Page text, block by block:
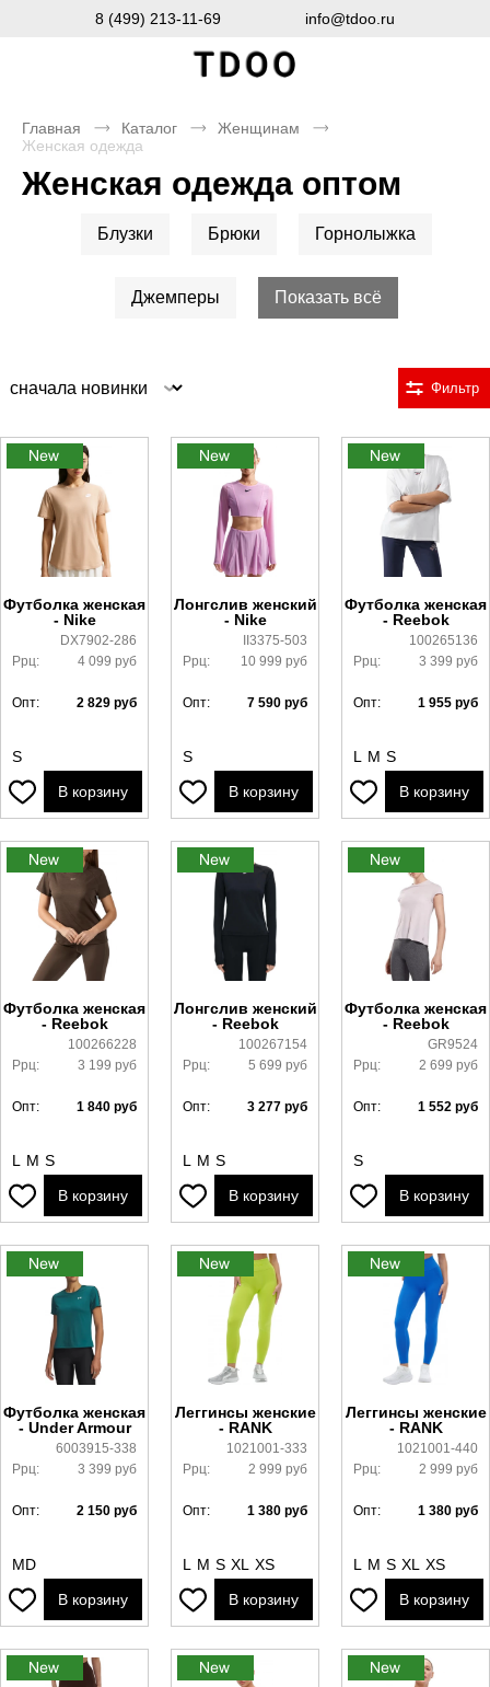
8 (499) 213-11-69 info@tdoo.ru
Главная Каталог
Женщинам
Женская одежда
Женская одежда оптом
Блузки Брюки Горнолыжка
Джемперы Показать всё
Фильтр
Футболка женская
- Nike
DX7902-286
Ррц:
4 099 руб
Опт: 2 829 руб
S
В корзину
Лонгслив женский
- Nike
II3375-503
Ррц:
10 999 руб
Опт: 7 590 руб
S
В корзину
Футболка женская
- Reebok
100265136
Ррц:
3 399 руб
Опт: 1 955 руб
L M S
В корзину
Футболка женская
- Reebok
100266228
Ррц:
3 199 руб
Опт: 1 840 руб
L M S
В корзину
Лонгслив женский
- Reebok
100267154
Ррц:
5 699 руб
Опт: 3 277 руб
L M S
В корзину
Футболка женская
- Reebok
GR9524
Ррц:
2 699 руб
Опт: 1 552 руб
S
В корзину
Футболка женская
- Under Armour
6003915-338
Ррц:
3 399 руб
Опт: 2 150 руб
MD
В корзину
Леггинсы женские
- RANK
1021001-333
Ррц:
2 999 руб
Опт: 1 380 руб
L M S XL
XS
В корзину
Леггинсы женские
- RANK
1021001-440
Ррц:
2 999 руб
Опт: 1 380 руб
L M S XL
XS
В корзину